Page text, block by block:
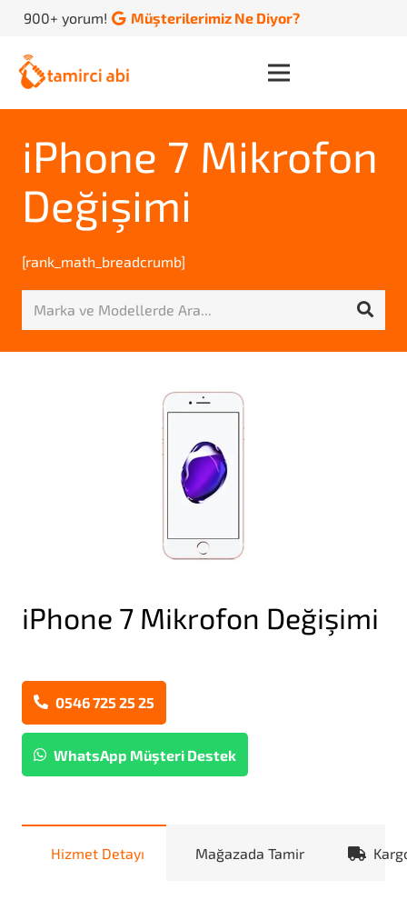
900+ yorum! Müşterilerimiz Ne Diyor?
iPhone 7 Mikrofon
Değişimi
[rank_math_breadcrumb]
iPhone 7 Mikrofon Değişimi
0546 725 25 25
WhatsApp Müşteri Destek
Hizmet Detayı Mağazada Tamir